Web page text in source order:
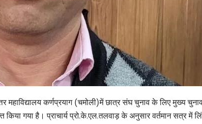
महाविद्यालय कर्णप्रयाग (चमोली)में छात्र संघ चुनाव के लिए मुख्य
गया है। प्राचार्य प्रो.के.एल.तलवाड़ के अनुसार वर्तमान सत्र में